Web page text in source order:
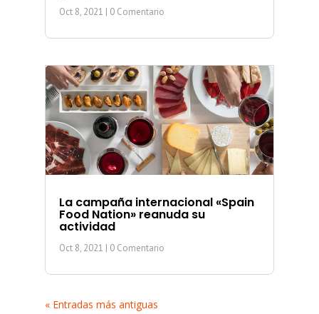
Oct 8, 2021 | 0 Comentario
La campaña internacional «Spain
Food Nation» reanuda su
actividad
Oct 8, 2021 | 0 Comentario
« Entradas más antiguas